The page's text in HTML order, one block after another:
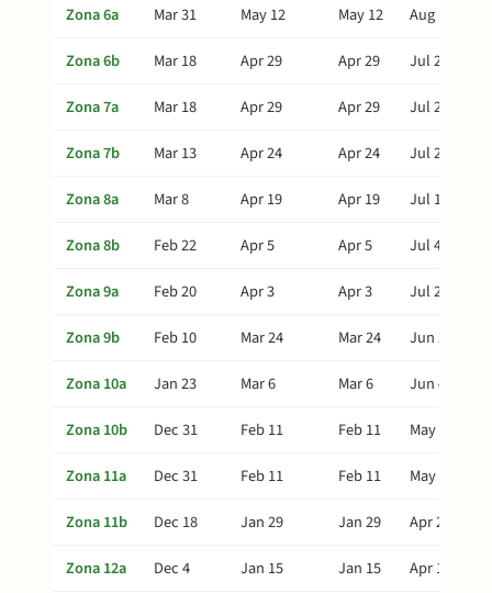
Zona 6a
Mar 31 May 12 May 12
Aug 10
Zona 6b
Mar 18 Apr 29 Apr 29
Jul 28
Zona 7a
Mar 18 Apr 29 Apr 29
Jul 28
Zona 7b
Mar 13 Apr 24 Apr 24
Jul 23
Zona 8a
Mar 8 Apr 19 Apr 19
Jul 18
Zona 8b
Feb 22 Apr 5 Apr 5
Jul 4
Zona 9a
Feb 20 Apr 3 Apr 3
Jul 2
Zona 9b
Feb 10 Mar 24 Mar 24
Jun 22
Zona 10a
Jan 23 Mar 6 Mar 6
Jun 4
Zona 10b
Dec 31 Feb 11 Feb 11
May 12
Zona 11a
Dec 31 Feb 11 Feb 11
May 12
Zona 11b
Dec 18 Jan 29 Jan 29
Apr 29
Zona 12a
Dec 4 Jan 15 Jan 15 Apr 15